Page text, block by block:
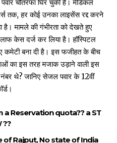
चौतरफा घिर चुकी हैं। मेडिकल
तक, हर कोई उनका लाइसेंस रद्द करने
मामले की गंभीरता को देखते हुए
केस दर्ज कर लिया है। हॉस्पिटल
कमेटी बना दी है। इस फजीहत के बीच
का इस तरह मजाक उड़ाने वाली इस
थे? जानिए सेजल पवार के 12वीं
Reservation quota?? a ST
??
of Rajput, No state of India